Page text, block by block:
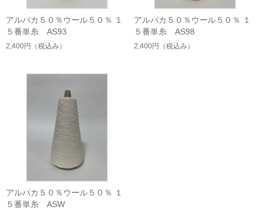
アルパカ５０％ウール５０％ １
５番単糸 AS93
2,400円 （税込み）
アルパカ５０％ウール５０％ １
５番単糸 AS98
2,400円 （税込み）
アルパカ５０％ウール５０％ １
５番単糸 ASW